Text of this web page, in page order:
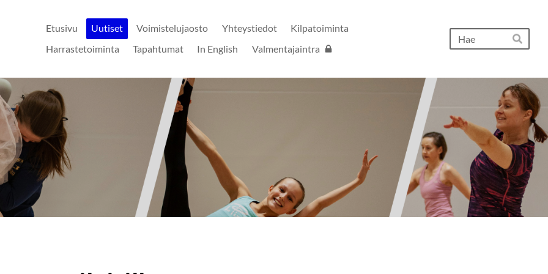
Etusivu Uutiset Voimistelujaosto Yhteystiedot
Kilpatoiminta
Harrastetoiminta
Tapahtumat In English Valmentajaintra Hae